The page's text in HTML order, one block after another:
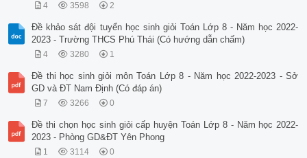
4 3598 2
Đề khảo sát đội tuyển học sinh giỏi Toán Lớp 8 - Năm học 2022-
2023 - Trường THCS Phú Thái (Có hướng dẫn chấm)
4 3280 1
Đề thi học sinh giỏi môn Toán Lớp 8 - Năm học 2022-2023 - Sở
GD và ĐT Nam Định (Có đáp án)
7 3266 0
Đề thi chọn học sinh giỏi cấp huyện Toán Lớp 8 - Năm học 2022-
2023 - Phòng GD&ĐT Yên Phong
1 3114 0